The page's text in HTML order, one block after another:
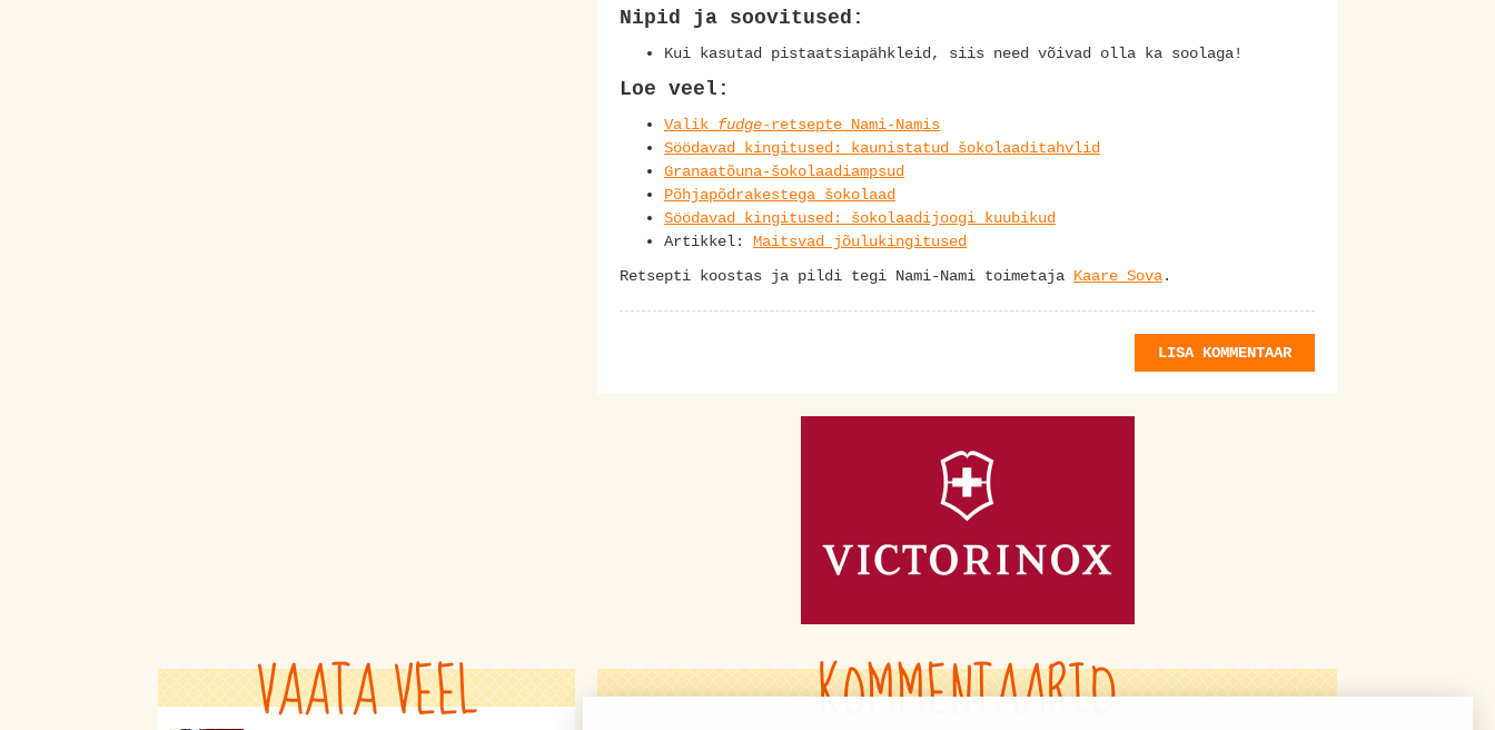
Nipid ja soovitused:
Kui kasutad pistaatsiapähkleid, siis need võivad olla ka soolaga!
Loe veel:
Valik fudge-retsepte Nami-Namis
Söödavad kingitused: kaunistatud šokolaaditahvlid
Granaatõuna-šokolaadiampsud
Põhjapõdrakestega šokolaad
Söödavad kingitused: šokolaadijoogi kuubikud
Artikkel: Maitsvad jõulukingitused
Retsepti koostas ja pildi tegi Nami-Nami toimetaja Kaare Sova.
LISA KOMMENTAAR
KOMMENTAARID
VAATA VEEL